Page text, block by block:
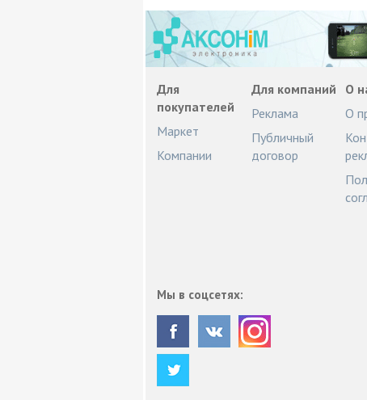
Для
покупателей
Маркет
Компании
Для компаний
Реклама
Публичный
договор
О
О
Мы в соцсетях: